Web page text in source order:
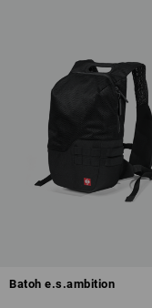
Batoh e.s.ambition